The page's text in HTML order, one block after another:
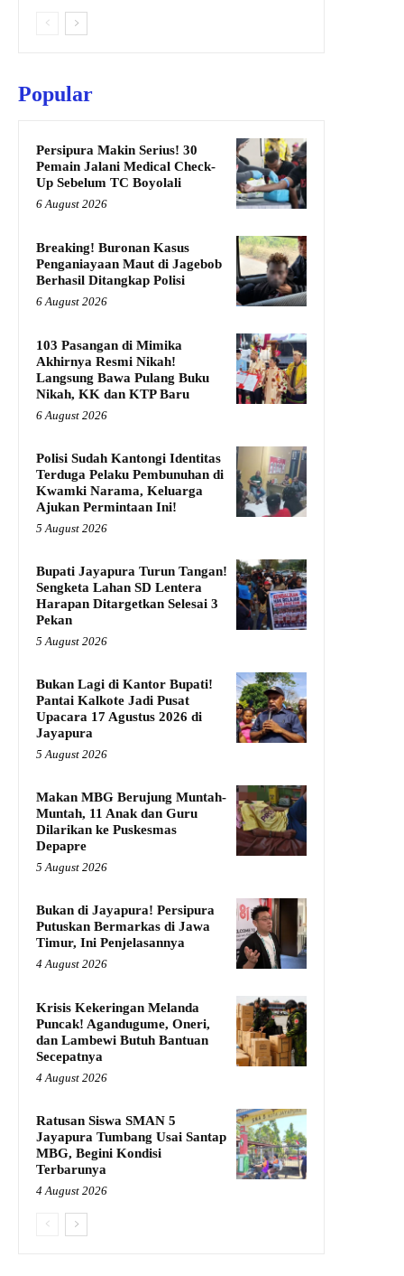
Popular
Persipura Makin Serius! 30
Pemain Jalani Medical Check-
Up Sebelum TC Boyolali
6 August 2026
Breaking! Buronan Kasus
Penganiayaan Maut di Jagebob
Berhasil Ditangkap Polisi
6 August 2026
103 Pasangan di Mimika
Akhirnya Resmi Nikah!
Langsung Bawa Pulang Buku
Nikah, KK dan KTP Baru
6 August 2026
Polisi Sudah Kantongi Identitas
Terduga Pelaku Pembunuhan di
Kwamki Narama, Keluarga
Ajukan Permintaan Ini!
5 August 2026
Bupati Jayapura Turun Tangan!
Sengketa Lahan SD Lentera
Harapan Ditargetkan Selesai 3
Pekan
5 August 2026
Bukan Lagi di Kantor Bupati!
Pantai Kalkote Jadi Pusat
Upacara 17 Agustus 2026 di
Jayapura
5 August 2026
Makan MBG Berujung Muntah-
Muntah, 11 Anak dan Guru
Dilarikan ke Puskesmas
Depapre
5 August 2026
Bukan di Jayapura! Persipura
Putuskan Bermarkas di Jawa
Timur, Ini Penjelasannya
4 August 2026
Krisis Kekeringan Melanda
Puncak! Agandugume, Oneri,
dan Lambewi Butuh Bantuan
Secepatnya
4 August 2026
Ratusan Siswa SMAN 5
Jayapura Tumbang Usai Santap
MBG, Begini Kondisi
Terbarunya
4 August 2026